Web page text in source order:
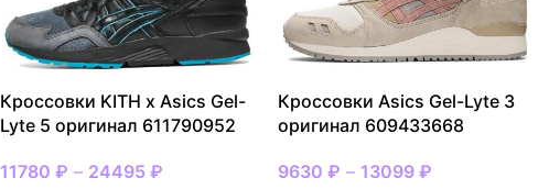
Кроссовки KITH x Asics Gel-
Lyte 5 оригинал 611790952
11780₽ – 24495₽
Кроссовки Asics Gel-Lyte 3
оригинал 609433668
9630 ₽ – 13099 ₽